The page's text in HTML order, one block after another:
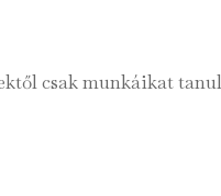
csak munkáikat